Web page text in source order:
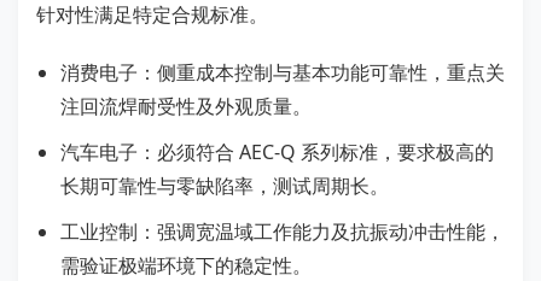
针对性满足特定合规标准。
消费电子：侧重成本控制与基本功能可靠性，重点关
注回流焊耐受性及外观质量。
汽车电子：必须符合 AEC-Q 系列标准，要求极高的
长期可靠性与零缺陷率，测试周期长。
工业控制：强调宽温域工作能力及抗振动冲击性能，
需验证极端环境下的稳定性。